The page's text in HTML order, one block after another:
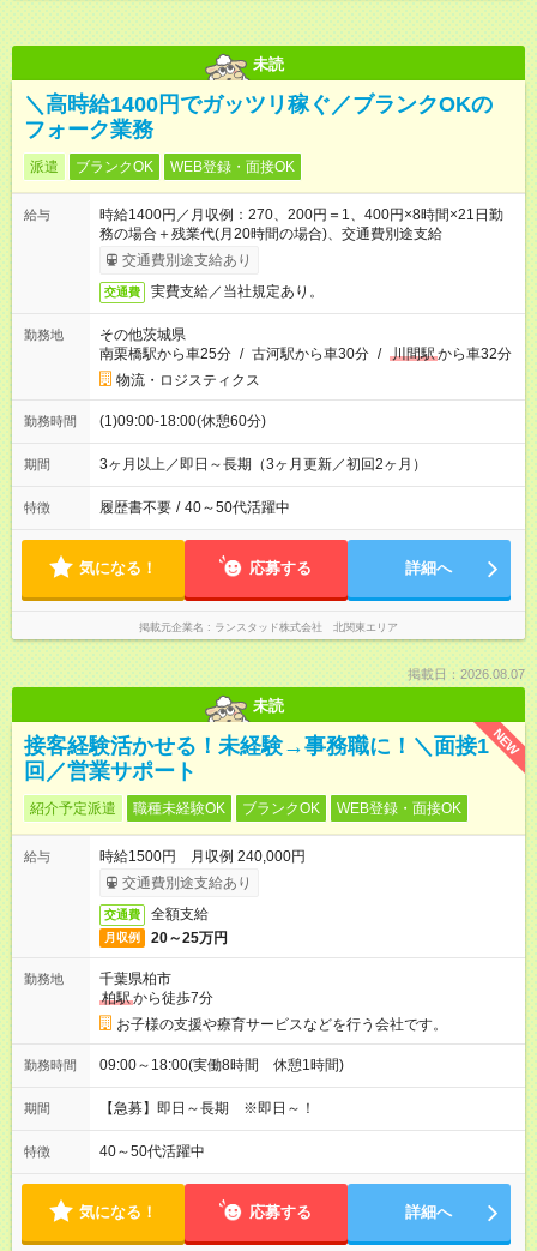
未読
＼高時給1400円でガッツリ稼ぐ／ブランクOKの
フォーク業務
派遣 ブランクOK WEB登録・面接OK
給与
時給1400円／月収例：270、200円＝1、400円×8時間×21日勤
務の場合＋残業代(月20時間の場合)、交通費別途支給
交通費別途支給あり
交通費 実費支給／当社規定あり。
勤務地
その他茨城県
南栗橋駅から車25分 / 古河駅から車30分 / 川間駅から車32分
物流・ロジスティクス
勤務時間 (1)09:00-18:00(休憩60分)
期間 3ヶ月以上／即日～長期（3ヶ月更新／初回2ヶ月）
特徴 履歴書不要 / 40～50代活躍中
気になる！ 応募する 詳細へ
掲載元企業名 ランスタッド株式会社 北関東エリア
掲載日：2026.08.07
未読
NEW
接客経験活かせる！未経験→事務職に！＼面接1
回／営業サポート
紹介予定派遣 職種未経験OK ブランクOK WEB登録・面接OK
給与
時給1500円 月収例 240,000円
交通費別途支給あり
交通費 全額支給
月収例 20～25万円
勤務地
千葉県柏市
柏駅から徒歩7分
お子様の支援や療育サービスなどを行う会社です。
勤務時間 09:00～18:00(実働8時間 休憩1時間)
期間 【急募】即日～長期 ※即日～！
特徴 40～50代活躍中
気になる！ 応募する 詳細へ